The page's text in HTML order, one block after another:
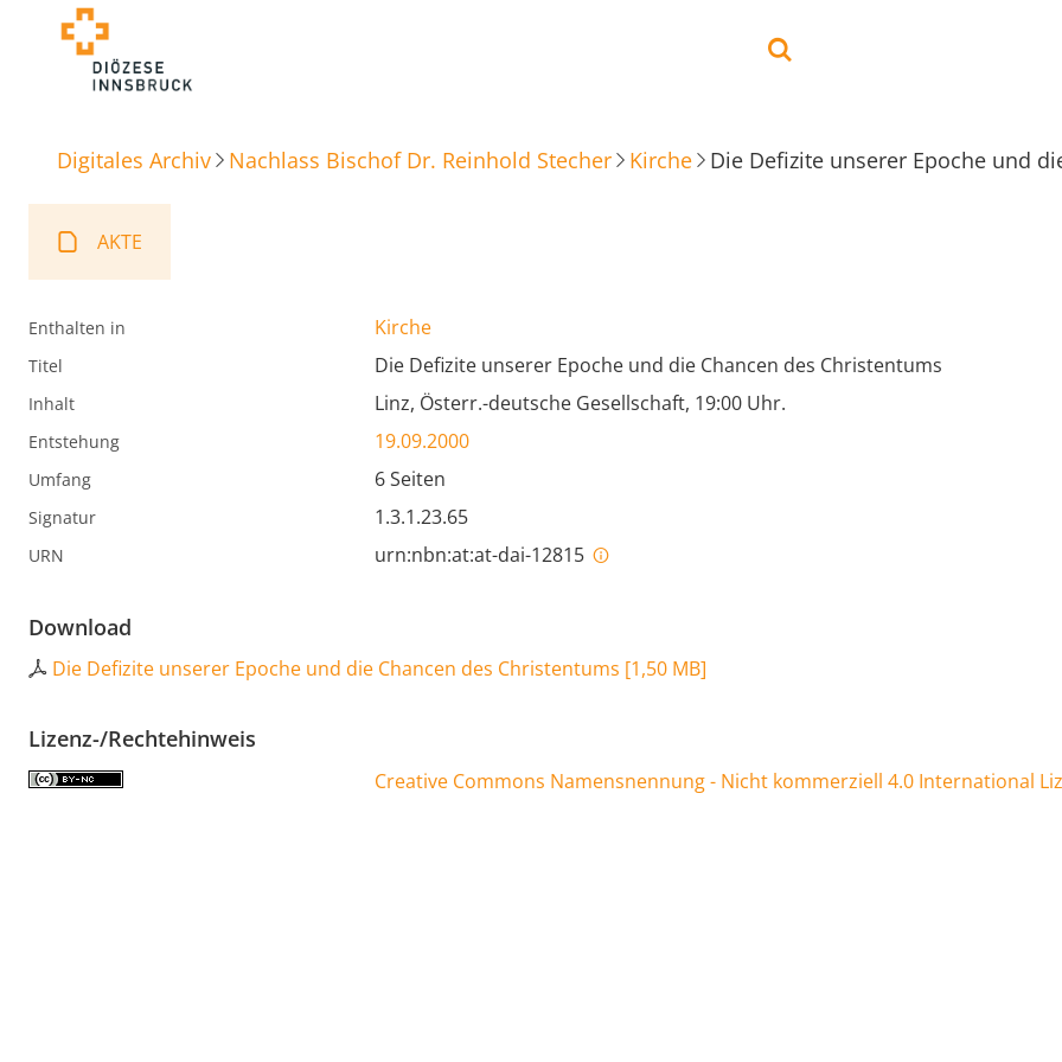
Digitales Archiv Nachlass Bischof Dr. Reinhold Stecher Kirche Die Defizite unserer Epoche und
AKTE
Enthalten in Kirche
Titel Die Defizite unserer Epoche und die Chancen des Christentums
Inhalt Linz, Österr.-deutsche Gesellschaft, 19:00 Uhr.
Entstehung 19.09.2000
Umfang 6 Seiten
Signatur 1.3.1.23.65
URN urn:nbn:at:at-dai-12815
Download
Die Defizite unserer Epoche und die Chancen des Christentums [1,50 MB]
Lizenz-/Rechtehinweis
Creative Commons Namensnennung - Nicht kommerziell 4.0 International